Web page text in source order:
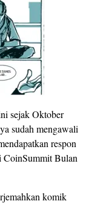
sejak Oktober
sudah mengawali
respon
CoinSummit Bulan
komik